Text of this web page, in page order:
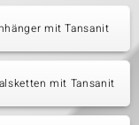
mit Tansanit
mit Tansanit